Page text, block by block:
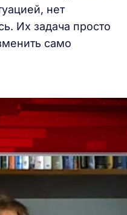
нет
Их задача просто
само